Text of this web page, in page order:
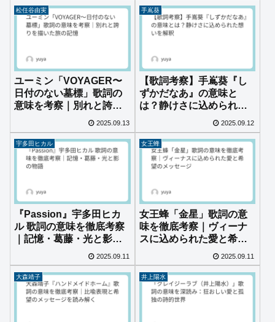
松任谷由実
ユーミン「VOYAGER〜
日付のない墓標」歌詞の
意味を考察｜別れと誇り
を描いた旅の記憶
2025.09.13
手嶌葵
【歌詞考察】手嶌葵『し
ずかだなあ』の意味と
は？静けさに込められた
2025.09.12
宇多田ヒカル
『Passion』宇多田ヒカ
ル 歌詞の意味を徹底考察
｜記憶・葛藤・光と影の
2025.09.11
女王蜂
女王蜂「金星」歌詞の意
味を徹底考察｜ヴィーナ
スに込められた愛と希望
2025.09.11
大森靖子 井上陽水